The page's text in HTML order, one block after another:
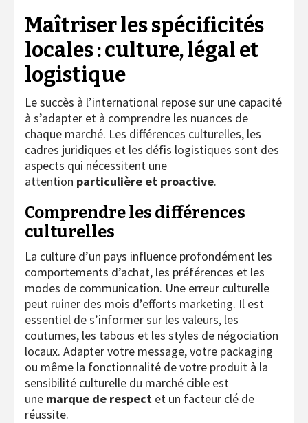
Maîtriser les spécificités
locales : culture, légal et
logistique
Le succès à l’international repose sur une capacité
à s’adapter et à comprendre les nuances de
chaque marché. Les différences culturelles, les
cadres juridiques et les défis logistiques sont des
aspects qui nécessitent une
attention particulière et proactive.
Comprendre les différences
culturelles
La culture d’un pays influence profondément les
comportements d’achat, les préférences et les
modes de communication. Une erreur culturelle
peut ruiner des mois d’efforts marketing. Il est
essentiel de s’informer sur les valeurs, les
coutumes, les tabous et les styles de négociation
locaux. Adapter votre message, votre packaging
ou même la fonctionnalité de votre produit à la
sensibilité culturelle du marché cible est
une marque de respect et un facteur clé de
réussite.